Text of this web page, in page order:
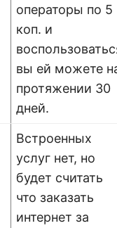
операторы по 5
коп. и
вы ей можете
протяжении 30
дней.
Встроенных
услуг нет, но
будет считать
что заказать
интернет за